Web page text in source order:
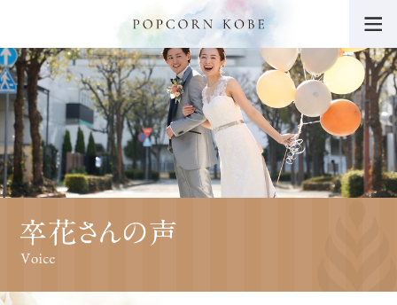
トップ
POPCORN KOBEの魅力
挙式・パーティー会場
ウエディングフェア
料金・プラン
挙式レポート・動画
施設紹介
料理・ケーキ
卒花さんの声
ニュース一覧